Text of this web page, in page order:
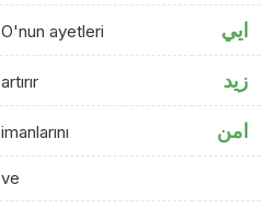
O'nun ayetleri ايي
artırır زيد
imanlarını امن
ve